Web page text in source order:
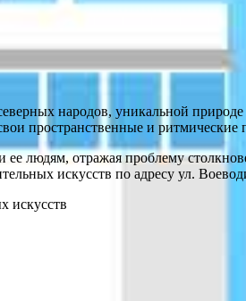
народов, уникальной
пространственные и ритмические
ее людям, отражая проблему
искусств по адресу ул.
искусств